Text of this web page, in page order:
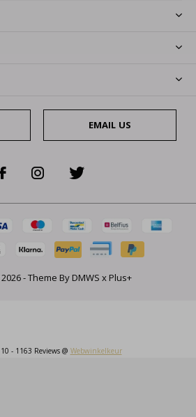
EMAIL US
2026- Theme ByDMWS x Plus+
10 - 1163 Reviews @ Webwinkelkeur